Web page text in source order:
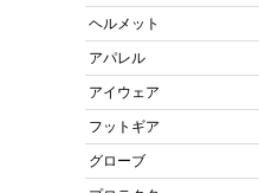
ヘルメット
アパレル
アイウェア
フットギア
グローブ